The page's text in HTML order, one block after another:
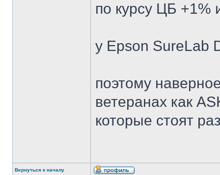
по курсу ЦБ +1%
у Epson SureLab
поэтому
ветеранах как
которые стоят
Вернуться к началу